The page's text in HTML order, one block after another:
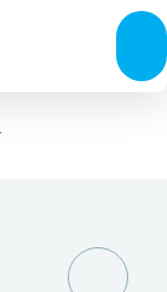
& ventiler